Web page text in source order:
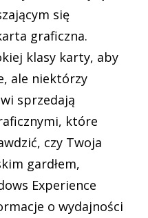
się
graficzna.
klasy karty, aby
ale niektórzy
sprzedają
które
czy Twoja
gardłem,
Experience
o wydajności